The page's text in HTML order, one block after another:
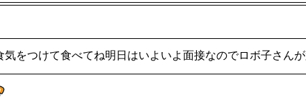
気をつけて食べてね明日はいよいよ面接なのでロボ子さん